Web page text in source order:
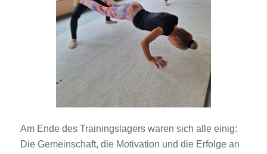
Am Ende des Trainingslagers waren sich alle einig:
Die Gemeinschaft, die Motivation und die Erfolge an